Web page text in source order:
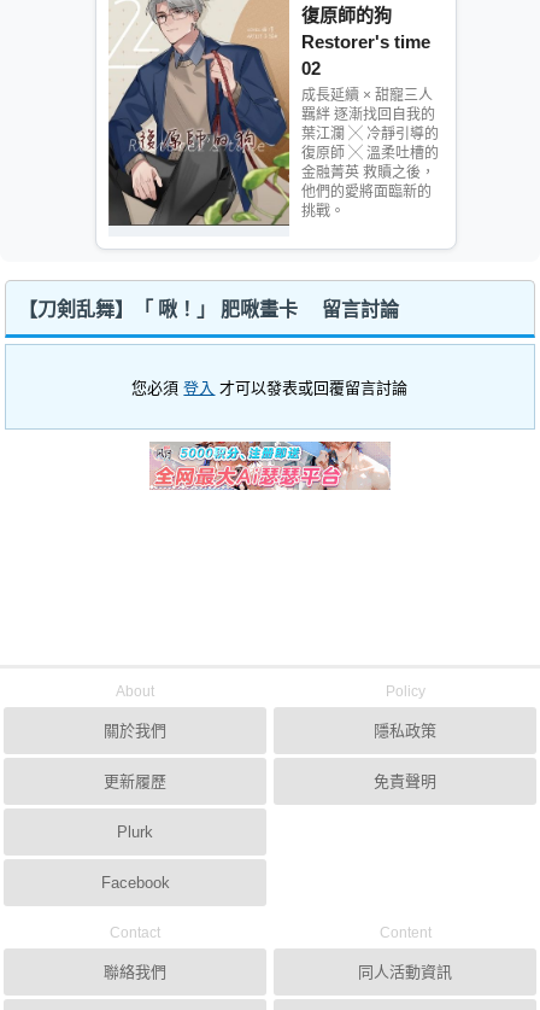
復原師的狗
Restorer's time
02
成長延續 × 甜寵三人
羈絆 逐漸找回自我的
葉江瀾 ╳ 冷靜引導的
復原師 ╳ 溫柔吐槽的
金融菁英 救贖之後，
他們的愛將面臨新的
挑戰。
【刀剣乱舞】「 啾！」 肥啾畫卡 留言討論
您必須登入 才可以發表或回覆留言討論
About
關於我們
更新履歷
Plurk
Facebook
Policy
隱私政策
免責聲明
Contact
聯絡我們
Content
同人活動資訊